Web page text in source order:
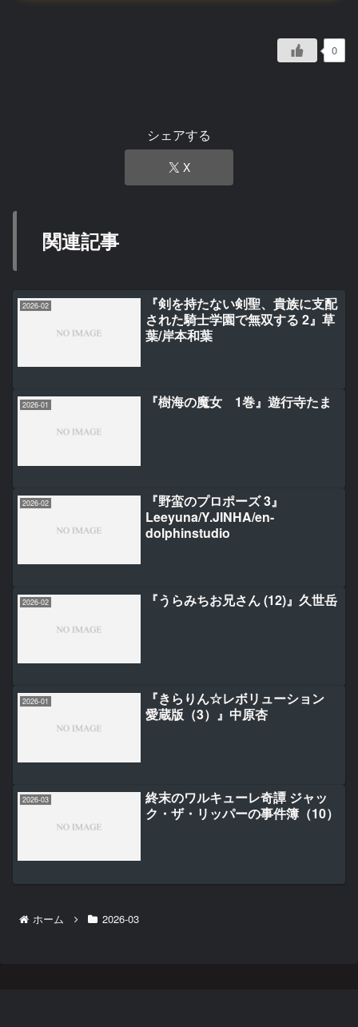
0
シェアする
X
関連記事
2026-02
『剣を持たない剣聖、貴族に支配
された騎士学園で無双する 2』草
葉/岸本和葉
2026-01 『樹海の魔女 1巻』遊行寺たま
2026-02
『野蛮のプロポーズ 3』
Leeyuna/Y.JINHA/en-
dolphinstudio
2026-02 『うらみちお兄さん (12)』久世岳
2026-01
『きらりん☆レボリューション
愛蔵版（3）』中原杏
2026-03
終末のワルキューレ奇譚 ジャッ
ク・ザ・リッパーの事件簿（10）
ホーム 2026-03